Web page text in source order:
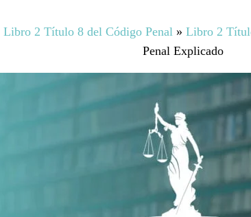
Libro 2 Título 8 del Código Penal» Libro 2
Penal Explicado